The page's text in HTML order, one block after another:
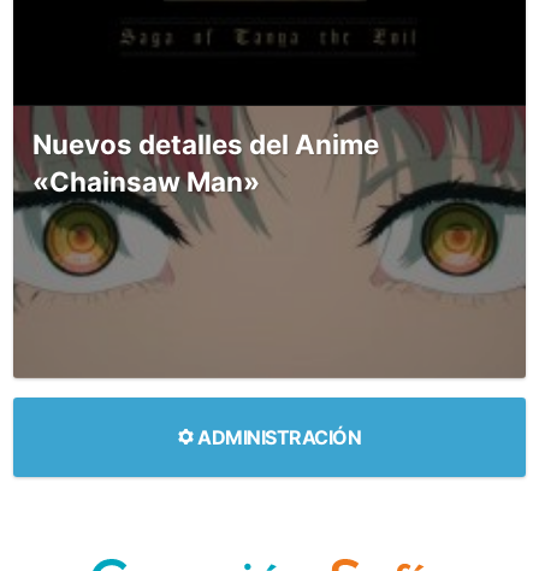
Nuevos detalles del Anime
«Chainsaw Man»
ADMINISTRACIÓN